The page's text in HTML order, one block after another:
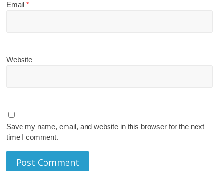
Email*
Website
Save my name, email, and website in this browser for the next
time I comment.